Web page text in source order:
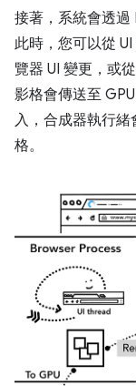
接著，系統會透過
此時，您可以從
覽器 UI 變更，或
影格會傳送至
入，合成器執行
格。